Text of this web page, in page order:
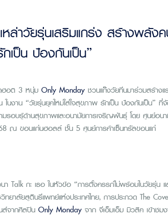
ล่าวัยรุ่นเสริมแกร่ง สร้างพลังค
เป็น ป้องกันเป็น”
ฮอต 3 หนุ่ม Only Monday ชวนแก๊งวัยทีนมาร่วมสร้างแ
ในงาน “วัยรุ่นยุคใหม่ใส่ใจสุขภาพ รักเป็น ป้องกันเป็น”
รอบรู้ด้านสุขภาพและอนามัยการเจริญพันธุ์ โดย ศูนย์อ
ณ ขอนแก่นฮอลล์ ชั้น 5 ศูนย์การค้าเซ็นทรัลขอนแก่
Talk กะ เธอ ในหัวข้อ “การตั้งครรภ์ไม่พร้อมในวัยรุ่น
ลัยสูตินรีแพทย์แห่งประเทศไทย, การประกวด The
ส์จากศิลปิน Only Monday จาก จีเอ็มเอ็ม มิวสิค เข้าชม